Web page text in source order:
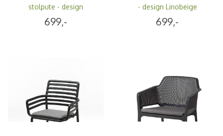
stolpute - design
Linobeige
699,-
- design Linobeige
699,-